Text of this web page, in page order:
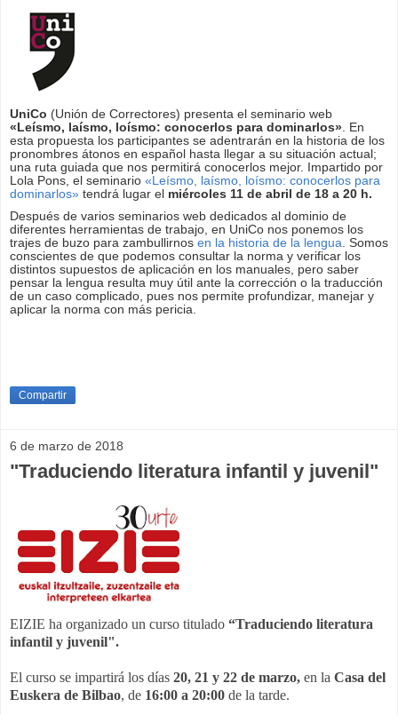
UniCo (Unión de Correctores) presenta el seminario web
«Leísmo, laísmo, loísmo: conocerlos para dominarlos» . En
esta propuesta los participantes se adentrarán en la historia de los
pronombres átonos en español hasta llegar a su situación actual;
una ruta guiada que nos permitirá conocerlos mejor. Impartido por
Lola Pons, el seminario «Leísmo, laísmo, loísmo: conocerlos para
dominarlos» tendrá lugar el miércoles 11 de abril de 18 a 20 h.
Después de varios seminarios web dedicados al dominio de
diferentes herramientas de trabajo, en UniCo nos ponemos los
trajes de buzo para zambullirnos en la historia de la lengua . Somos
conscientes de que podemos consultar la norma y verificar los
distintos supuestos de aplicación en los manuales, pero saber
pensar la lengua resulta muy útil ante la corrección o la traducción
de un caso complicado, pues nos permite profundizar, manejar y
aplicar la norma con más pericia.
Compartir
6 de marzo de 2018
"Traduciendo literatura infantil y juvenil"
EIZIE ha organizado un curso titulado “Traduciendo literatura
infantil y juvenil".
El curso se impartirá los días 20, 21 y 22 de marzo, en la Casa del
Euskera de Bilbao, de 16:00 a 20:00 de la tarde.